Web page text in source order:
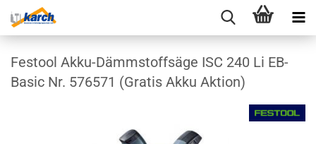
Festool Akku-Dämmstoffsäge ISC 240 Li EB-
Basic Nr. 576571 (Gratis Akku Aktion)